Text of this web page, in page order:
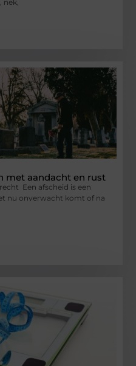
nek,
met aandacht en rust
Een afscheid is een
nu onverwacht komt of na